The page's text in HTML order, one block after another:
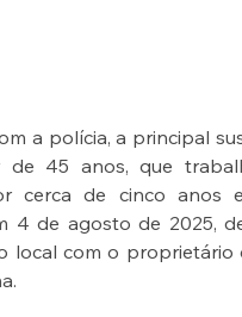
a polícia, a principal
de 45 anos, que
cerca de cinco anos
4 de agosto de 2025,
local com o proprietário